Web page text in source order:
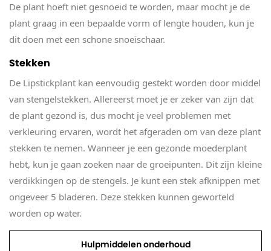
De plant hoeft niet gesnoeid te worden, maar mocht je de
plant graag in een bepaalde vorm of lengte houden, kun je
dit doen met een schone snoeischaar.
Stekken
De Lipstickplant kan eenvoudig gestekt worden door middel
van stengelstekken. Allereerst moet je er zeker van zijn dat
de plant gezond is, dus mocht je veel problemen met
verkleuring ervaren, wordt het afgeraden om van deze plant
stekken te nemen. Wanneer je een gezonde moederplant
hebt, kun je gaan zoeken naar de groeipunten. Dit zijn kleine
verdikkingen op de stengels. Je kunt een stek afknippen met
ongeveer 5 bladeren. Deze stekken kunnen geworteld
worden op water.
Hulpmiddelen onderhoud